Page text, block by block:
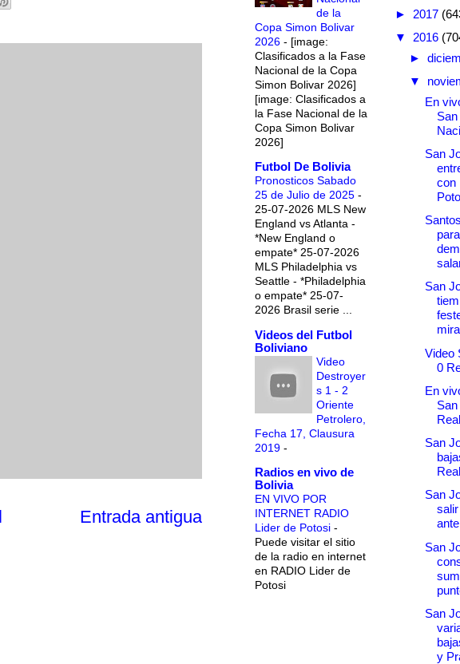
Entrada antigua
de la
Copa Simon Bolivar
2026 - [image:
Clasificados a la Fase
Nacional de la Copa
Simon Bolivar 2026]
[image: Clasificados a
la Fase Nacional de la
Copa Simon Bolivar
2026]
Futbol De Bolivia
Pronosticos Sabado
25 de Julio de 2025 -
25-07-2026 MLS New
England vs Atlanta -
*New England o
empate* 25-07-2026
MLS Philadelphia vs
Seattle - *Philadelphia
o empate* 25-07-
2026 Brasil serie ...
Videos del Futbol
Boliviano
Video
Destroyer
s 1 - 2
Oriente
Petrolero,
Fecha 17, Clausura
2019 -
Radios en vivo de
Bolivia
EN VIVO POR
INTERNET RADIO
Lider de Potosi -
Puede visitar el sitio
de la radio en internet
en RADIO Lider de
Potosi
► 2017
▼ 2016
►
▼
En
San
con
San
Video
0
En
San
San
San
San
y